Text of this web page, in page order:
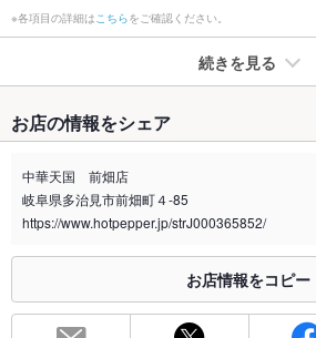
※各項目の詳細はこちらをご確認ください。
続きを見る
禁煙・喫煙 全席禁煙
喫煙専用室 なし
※2020年4月1日～受動喫煙対策に関する法律が施行されてい
総席数 18席
お店の情報をシェア
中華天国 前畑店
岐阜県多治見市前畑町４-85
https://www.hotpepper.jp/strJ000365852/
お店情報をコピー